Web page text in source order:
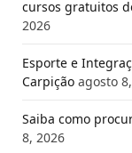
cursos gratuitos
2026
Esporte e
Carpição agosto
Saiba como
8, 2026